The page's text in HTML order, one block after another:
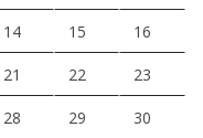
14 15 16
21 22 23
28 29 30